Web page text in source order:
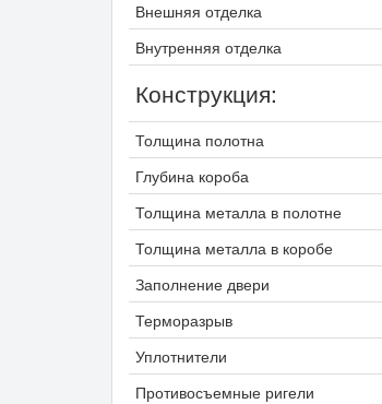
Внешняя отделка
Внутренняя отделка
Конструкция:
Толщина полотна
Глубина короба
Толщина металла в полотне
Толщина металла в коробе
Заполнение двери
Терморазрыв
Уплотнители
Противосъемные ригели